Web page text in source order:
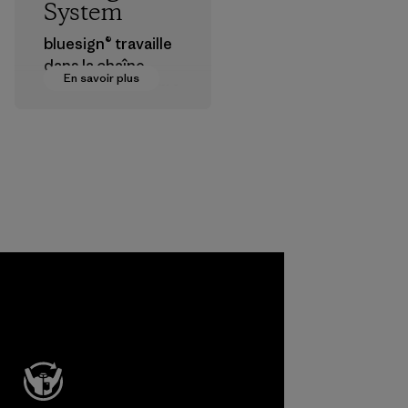
En savoir plus
System
bluesign® travaille
dans la chaîne
d’approvisionneme